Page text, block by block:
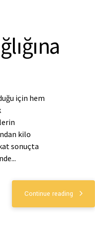
için hem
kilo
sonuçta
Continue reading